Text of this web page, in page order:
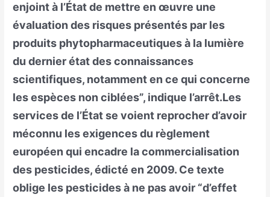
enjoint à l’État de mettre en œuvre une
évaluation des risques présentés par les
produits phytopharmaceutiques à la lumière
du dernier état des connaissances
scientifiques, notamment en ce qui concerne
les espèces non ciblées”, indique l’arrêt.Les
services de l’État se voient reprocher d’avoir
méconnu les exigences du règlement
européen qui encadre la commercialisation
des pesticides, édicté en 2009. Ce texte
oblige les pesticides à ne pas avoir “d’effet